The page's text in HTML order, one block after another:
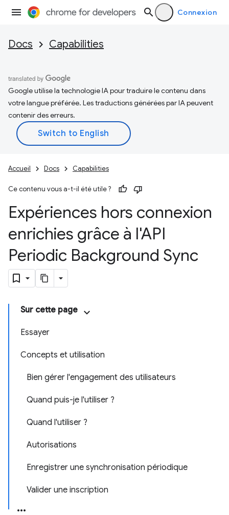
Connexion
Docs Capabilities
Google utilise la technologie IA pour traduire le contenu dans
votre langue préférée. Les traductions générées par IA peuvent
contenir des erreurs.
Accueil Docs Capabilities
Ce contenu vous a-t-il été utile ?
Expériences hors connexion
enrichies grâce à l'API
Periodic Background Sync
Sur cette page
Essayer
Concepts et utilisation
Bien gérer l'engagement des utilisateurs
Quand puis-je l'utiliser ?
Quand l'utiliser ?
Autorisations
Enregistrer une synchronisation périodique
Valider une inscription